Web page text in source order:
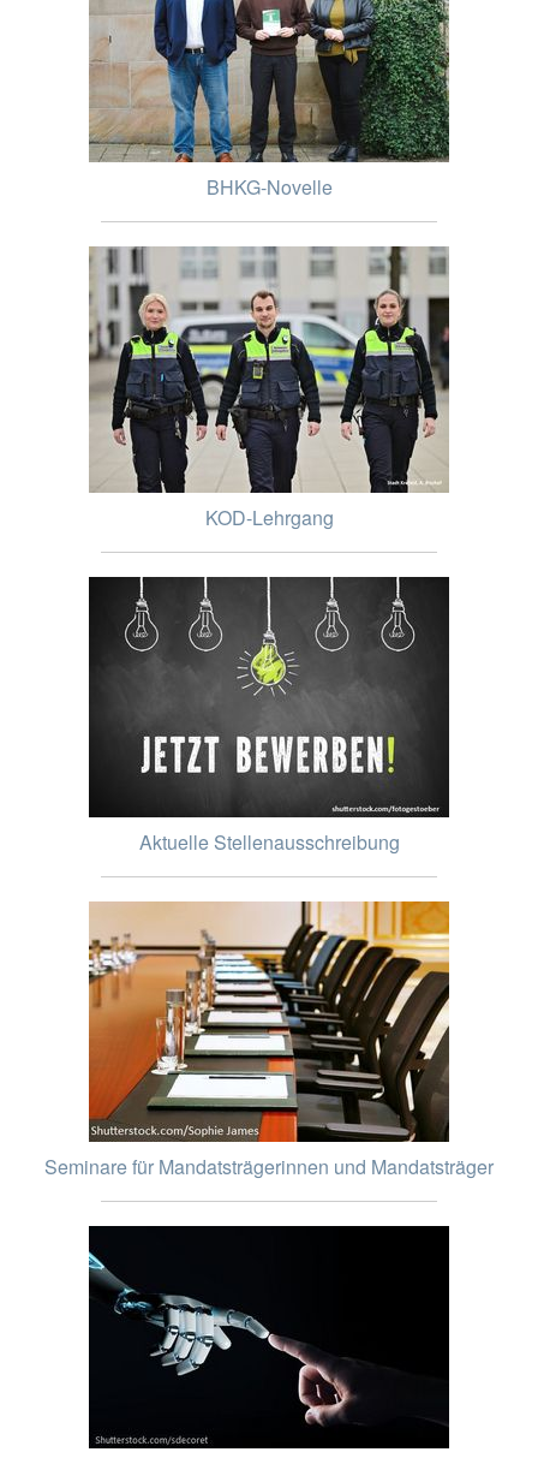
BHKG-Novelle
KOD-Lehrgang
Aktuelle Stellenausschreibung
Seminare für Mandatsträgerinnen und Mandatsträger